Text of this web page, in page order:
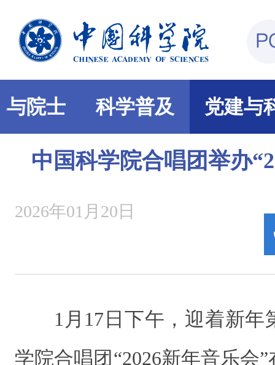
与院士 科学普及 党建与
中国科学院合唱团举办
2026年01月20日
1月17日下午，迎着新
学院合唱团“2026新年音乐会